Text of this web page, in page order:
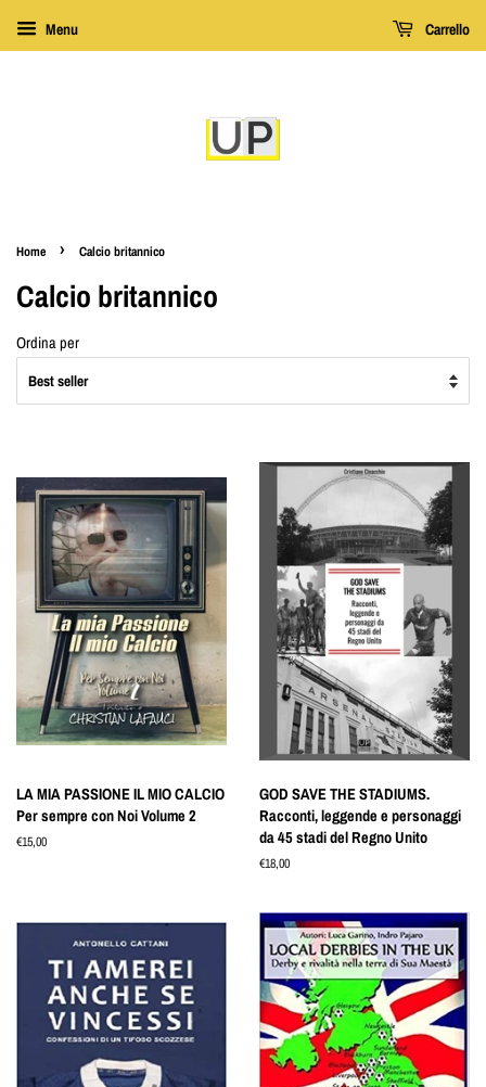
Menu Carrello
Home › Calcio britannico
Calcio britannico
Ordina per
LA MIA PASSIONE IL MIO CALCIO
Per sempre con Noi Volume 2
Prezzo
€15,00
GOD SAVE THE STADIUMS.
Racconti, leggende e personaggi
da 45 stadi del Regno Unito
Prezzo
€18,00